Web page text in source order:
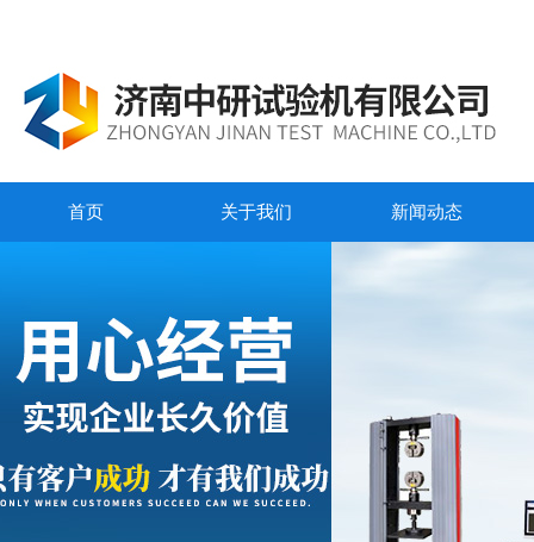
首页 关于我们 新闻动态